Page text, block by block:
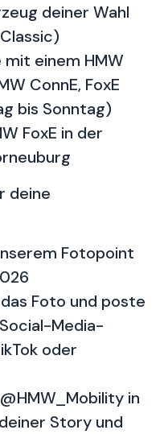
deiner Wahl
mit einem HMW
ConnE, FoxE
bis Sonntag)
FoxE in der
deine
Fotopoint
Foto und poste
Media-
oder
in
Story und